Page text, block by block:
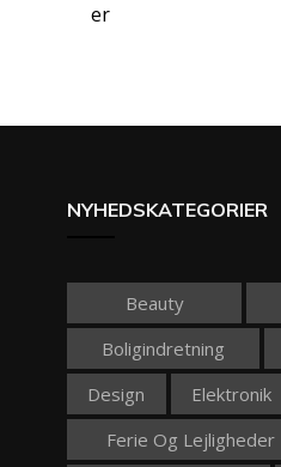
er
NYHEDSKATEGORIER
Beauty
Boligindretning
Design
Elektronik
Ferie Og Lejligheder